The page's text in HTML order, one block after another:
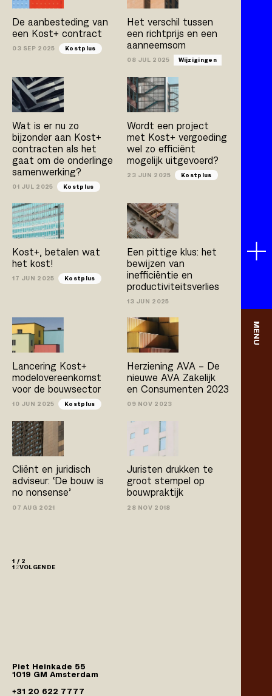
MENU
De aanbesteding van
een Kost+ contract
03 SEP 2025 Kostplus
Het verschil tussen
een richtprijs en een
aanneemsom
08 JUL 2025 Wijzigingen
Wat is er nu zo
bijzonder aan Kost+
contracten als het
gaat om de onderlinge
samenwerking?
01 JUL 2025 Kostplus
Wordt een project
met Kost+ vergoeding
wel zo efficiënt
mogelijk uitgevoerd?
23 JUN 2025 Kostplus
Kost+, betalen wat
het kost!
17 JUN 2025 Kostplus
Een pittige klus: het
bewijzen van
inefficiëntie en
productiviteitsverlies
13 JUN 2025
Lancering Kost+
modelovereenkomst
voor de bouwsector
10 JUN 2025 Kostplus
Herziening AVA – De
nieuwe AVA Zakelijk
en Consumenten 2023
09 NOV 2023
Cliënt en juridisch
adviseur: ‘De bouw is
no­ nonsense’
07 AUG 2021
Juristen drukken te
groot stempel op
bouwpraktijk
28 NOV 2018
1 / 2
12VOLGENDE
Piet Heinkade 55
1019 GM Amsterdam
+31 20 622 7777